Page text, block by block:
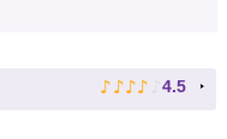
♪ ♪ ♪ ♪ ♪ 4.5